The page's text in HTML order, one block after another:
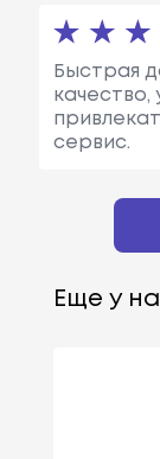
Быстрая
сервис.
Еще у